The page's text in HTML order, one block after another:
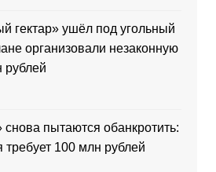
гектар» ушёл под угольный
организовали незаконную
рублей
пытаются обанкротить:
требует 100 млн рублей